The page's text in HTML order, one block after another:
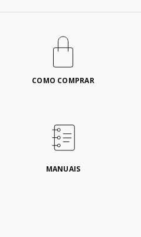
COMO COMPRAR
MANUAIS